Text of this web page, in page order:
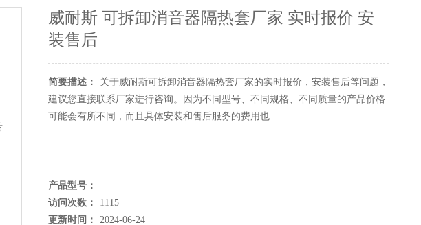
威耐斯 可拆卸消音器隔热套厂家 实时报价 安
装售后
简要描述：
关于威耐斯可拆卸消音器隔热套厂家的实时报价，安装售后等问题，
建议您直接联系厂家进行咨询。因为不同型号、不同规格、不同质量的产品价格
可能会有所不同，而且具体安装和售后服务的费用也
产品型号：
访问次数：
1115
更新时间：
2024-06-24